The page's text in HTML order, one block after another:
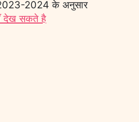
2023-2024 के अनुसार
देख सकते है